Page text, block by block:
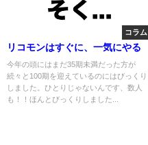
コラム
リコモンはすぐに、一気にやる
今年の頭にはまだ35期未満だった方が
続々と100期を迎えているのにはびっくり
しました。ひとりじゃないんです、数人
も！！ほんとびっくりしました...